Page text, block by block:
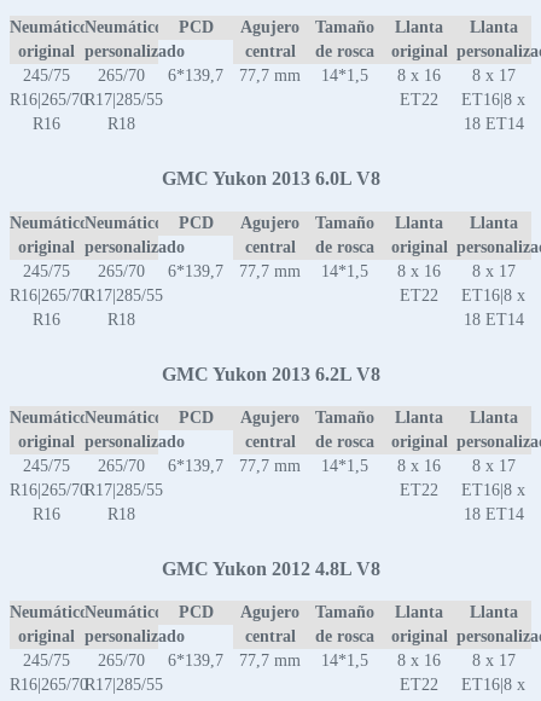
Neumático
original
Neumático
personalizado
PCD
Agujero
central
Tamaño
de rosca
Llanta
original
Llanta
245/75
R16|265/70
R16
265/70
R17|285/55
R18
6*139,7 77,7 mm 14*1,5
8 x 16
ET22
8 x 17
ET16|8 x
18 ET14
GMC Yukon 2013 6.0L V8
Neumático
original
Neumático
personalizado
PCD
Agujero
central
Tamaño
de rosca
Llanta
original
Llanta
245/75
R16|265/70
R16
265/70
R17|285/55
R18
6*139,7 77,7 mm 14*1,5
8 x 16
ET22
8 x 17
ET16|8 x
18 ET14
GMC Yukon 2013 6.2L V8
Neumático
original
Neumático
personalizado
PCD
Agujero
central
Tamaño
de rosca
Llanta
original
Llanta
245/75
R16|265/70
R16
265/70
R17|285/55
R18
6*139,7 77,7 mm 14*1,5
8 x 16
ET22
8 x 17
ET16|8 x
18 ET14
GMC Yukon 2012 4.8L V8
Neumático
original
Neumático
personalizado
PCD
Agujero
central
Tamaño
de rosca
Llanta
original
Llanta
245/75
R16|265/70
265/70
R17|285/55
6*139,7 77,7 mm 14*1,5
8 x 16
ET22
8 x 17
ET16|8 x